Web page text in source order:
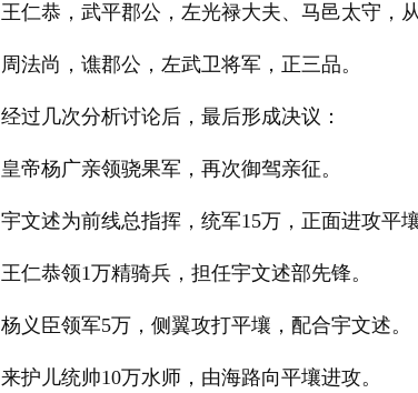
王仁恭，武平郡公，左光禄大夫、马邑太守，从
周法尚，谯郡公，左武卫将军，正三品。
经过几次分析讨论后，最后形成决议：
皇帝杨广亲领骁果军，再次御驾亲征。
宇文述为前线总指挥，统军15万，正面进攻平壤
王仁恭领1万精骑兵，担任宇文述部先锋。
杨义臣领军5万，侧翼攻打平壤，配合宇文述。
来护儿统帅10万水师，由海路向平壤进攻。